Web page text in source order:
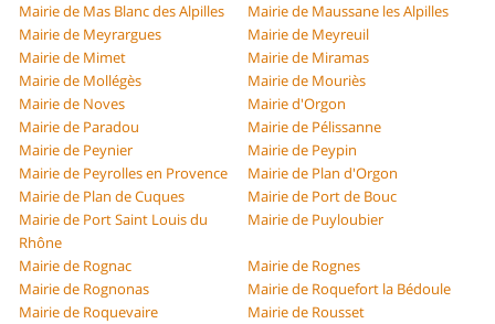
Mairie de Mas Blanc des Alpilles
Mairie de Maussane les Alpilles
Mairie de Meyrargues
Mairie de Meyreuil
Mairie de Mimet
Mairie de Miramas
Mairie de Mollégès
Mairie de Mouriès
Mairie de Noves
Mairie d'Orgon
Mairie de Paradou
Mairie de Pélissanne
Mairie de Peynier
Mairie de Peypin
Mairie de Peyrolles en Provence
Mairie de Plan d'Orgon
Mairie de Plan de Cuques
Mairie de Port de Bouc
Mairie de Port Saint Louis du
Rhône
Mairie de Puyloubier
Mairie de Rognac
Mairie de Rognes
Mairie de Rognonas
Mairie de Roquefort la Bédoule
Mairie de Roquevaire
Mairie de Rousset